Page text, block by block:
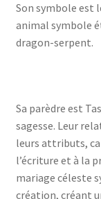
Son symbole est
animal symbole
dragon-serpent.
Sa parèdre est
sagesse. Leur
leurs attributs,
l’écriture et à la
mariage céleste
création, créant